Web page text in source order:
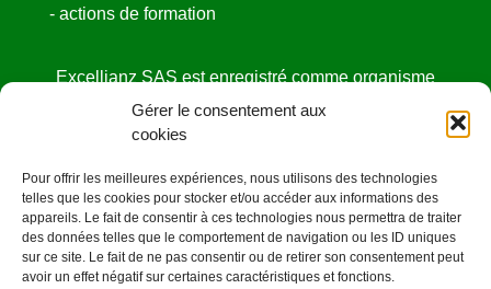
Gérer le consentement aux
cookies
Pour offrir les meilleures expériences, nous utilisons des technologies
telles que les cookies pour stocker et/ou accéder aux informations des
appareils. Le fait de consentir à ces technologies nous permettra de traiter
des données telles que le comportement de navigation ou les ID uniques
sur ce site. Le fait de ne pas consentir ou de retirer son consentement peut
avoir un effet négatif sur certaines caractéristiques et fonctions.
- actions de formation
Excellianz SAS est enregistré comme organisme
de formation
sous le NDA N° 52440841444 auprès de la
Cet enregistrement ne vaut pas agrément de l’état